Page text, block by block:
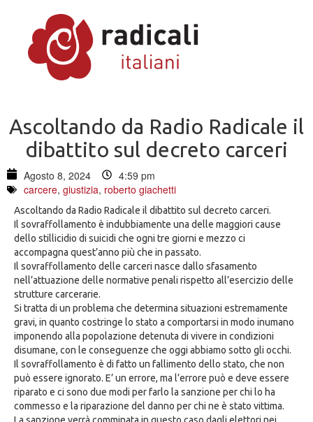
Ascoltando da Radio Radicale il
dibattito sul decreto carceri
Agosto 8, 2024
4:59 pm
carcere, giustizia, roberto giachetti
Ascoltando da Radio Radicale il dibattito sul decreto carceri.
Il sovraffollamento è indubbiamente una delle maggiori cause
dello stillicidio di suicidi che ogni tre giorni e mezzo ci
accompagna quest’anno più che in passato.
Il sovraffollamento delle carceri nasce dallo sfasamento
nell’attuazione delle normative penali rispetto all’esercizio delle
strutture carcerarie.
Si tratta di un problema che determina situazioni estremamente
gravi, in quanto costringe lo stato a comportarsi in modo inumano
imponendo alla popolazione detenuta di vivere in condizioni
disumane, con le conseguenze che oggi abbiamo sotto gli occhi.
Il sovraffollamento è di fatto un fallimento dello stato, che non
può essere ignorato. E’ un errore, ma l’errore può e deve essere
riparato e ci sono due modi per farlo la sanzione per chi lo ha
commesso e la riparazione del danno per chi ne è stato vittima.